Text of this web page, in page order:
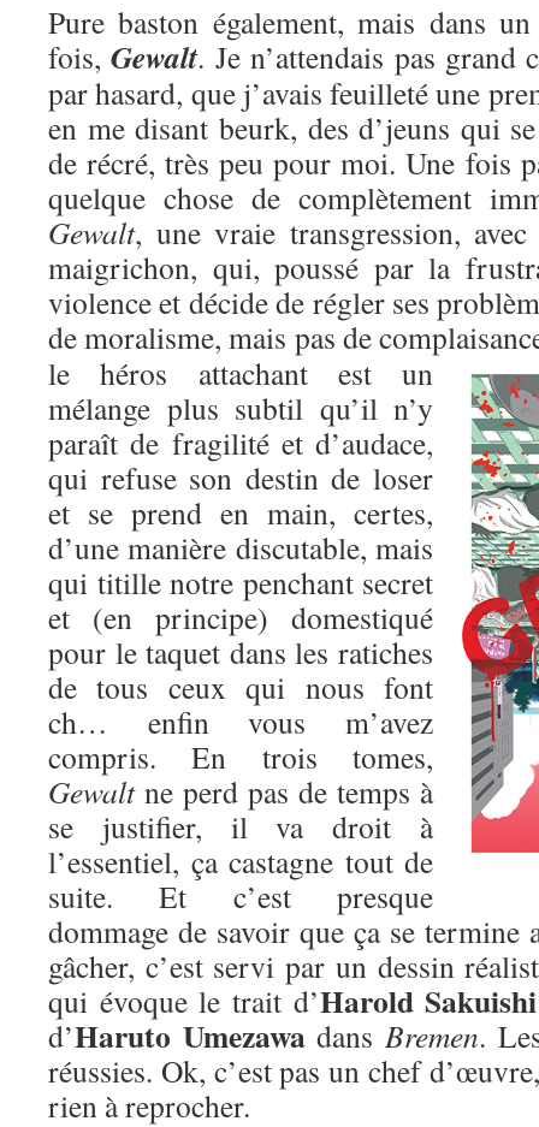
Pure baston également, mais dans
fois,Gewalt. Je n’attendais pas grand
par hasard, que j’avais feuilleté une
en me disant beurk, des d’jeuns qui
de récré, très peu pour moi. Une fois
quelque chose de complètement
Gewalt, une vraie transgression,
maigrichon, qui, poussé par la
violence et décide de régler ses
de moralisme, mais pas de
le héros attachant est un
mélange plus subtil qu’il n’y
paraît de fragilité et d’audace,
qui refuse son destin de loser
et se prend en main, certes,
d’une manière discutable, mais
qui titille notre penchant secret
et (en principe) domestiqué
pour le taquet dans les ratiches
de tous ceux qui nous font
ch… enfin vous m’avez
compris. En trois tomes,
Gewaltne perd pas de temps à
se justifier, il va droit à
l’essentiel, ça castagne tout de
suite. Et c’est presque
dommage de savoir que ça se
gâcher, c’est servi par un dessin
qui évoque le trait d’Harold Sakuishi
d’Haruto UmezawadansBremen.
réussies. Ok, c’est pas un chef
rien à reprocher.